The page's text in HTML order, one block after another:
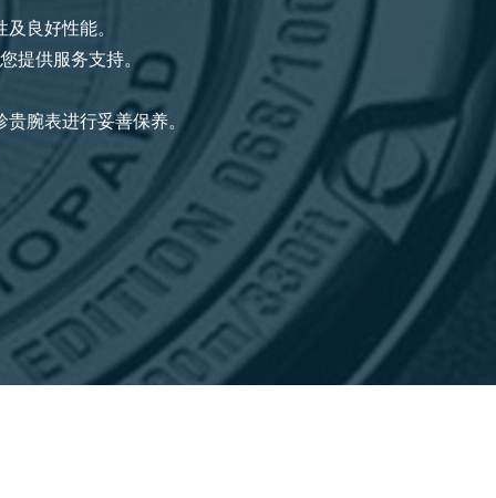
良好性能。
提供服务支持。
贵腕表进行妥善保养。